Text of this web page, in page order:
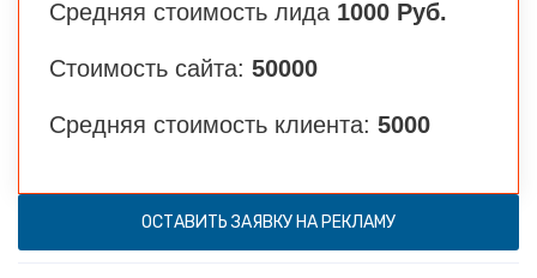
Средняя стоимость лида 1000 Руб.
Стоимость сайта: 50000
Средняя стоимость клиента: 5000
ОСТАВИТЬ ЗАЯВКУ НА РЕКЛАМУ